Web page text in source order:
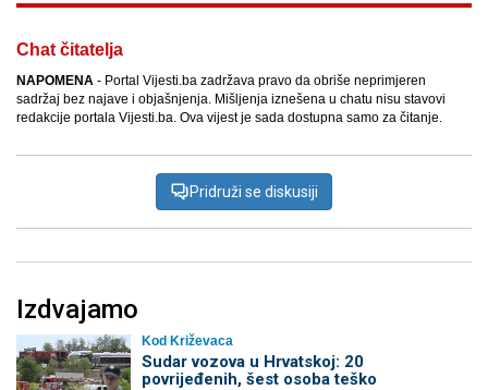
Chat čitatelja
NAPOMENA - Portal Vijesti.ba zadržava pravo da obriše neprimjeren
sadržaj bez najave i objašnjenja. Mišljenja iznešena u chatu nisu stavovi
redakcije portala Vijesti.ba. Ova vijest je sada dostupna samo za čitanje.
Pridruži se diskusiji
Izdvajamo
Kod Križevaca
Sudar vozova u Hrvatskoj: 20
povrijeđenih, šest osoba teško